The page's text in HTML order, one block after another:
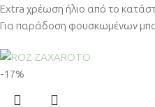
Extra χρέωση ήλιο από το
Για παράδοση φουσκωμένων
-17%